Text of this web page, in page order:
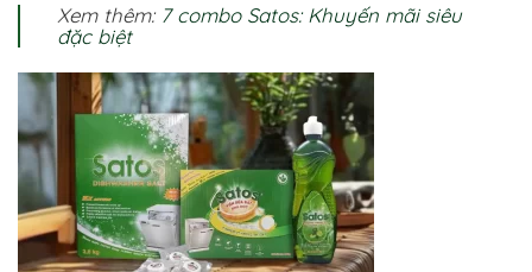
Xem thêm: 7 combo Satos: Khuyến mãi siêu
đặc biệt